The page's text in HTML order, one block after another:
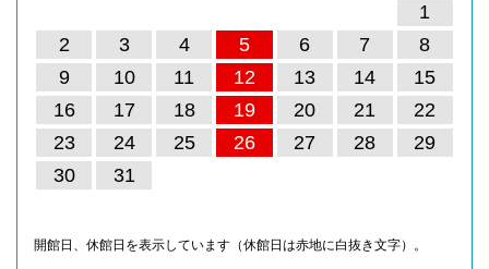
1
2
3 4 5 6 7
8
9
10 11 12 13 14
15
16
17 18 19 20 21
22
23
24 25 26 27 28
29
30
31
開館日、休館日を表示しています（休館日は赤地に白抜き文字）。